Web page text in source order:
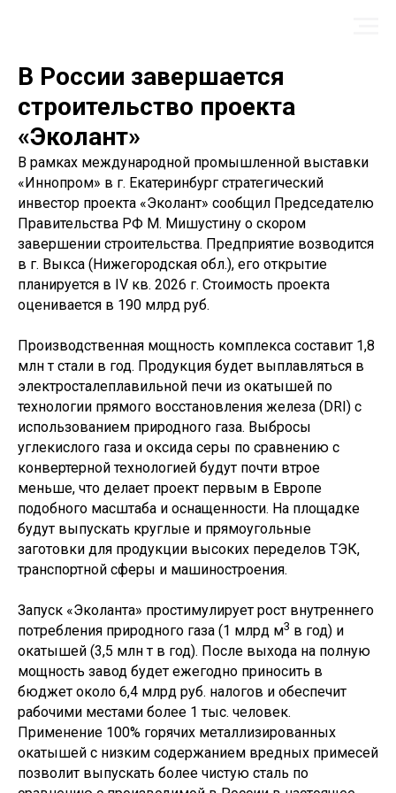
В России завершается
строительство проекта
«Эколант»
В рамках международной промышленной выставки
«Иннопром» в г. Екатеринбург стратегический
инвестор проекта «Эколант» сообщил Председателю
Правительства РФ М. Мишустину о скором
завершении строительства. Предприятие возводится
в г. Выкса (Нижегородская обл.), его открытие
планируется в IV кв. 2026 г. Стоимость проекта
оценивается в 190 млрд руб.
Производственная мощность комплекса составит 1,8
млн т стали в год. Продукция будет выплавляться в
электросталеплавильной печи из окатышей по
технологии прямого восстановления железа (DRI) с
использованием природного газа. Выбросы
углекислого газа и оксида серы по сравнению с
конвертерной технологией будут почти втрое
меньше, что делает проект первым в Европе
подобного масштаба и оснащенности. На площадке
будут выпускать круглые и прямоугольные
заготовки для продукции высоких переделов ТЭК,
транспортной сферы и машиностроения.
Запуск «Эколанта» простимулирует рост внутреннего
потребления природного газа (1 млрд м3 в год) и
окатышей (3,5 млн т в год). После выхода на полную
мощность завод будет ежегодно приносить в
бюджет около 6,4 млрд руб. налогов и обеспечит
рабочими местами более 1 тыс. человек.
Применение 100% горячих металлизированных
окатышей с низким содержанием вредных примесей
позволит выпускать более чистую сталь по